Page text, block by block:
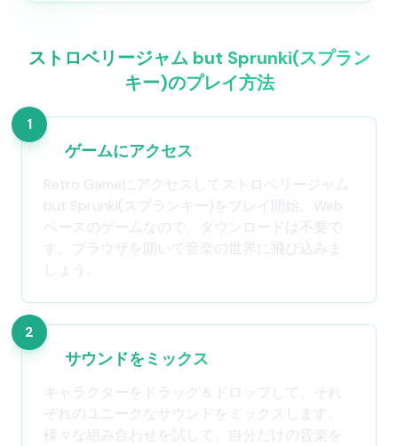
ストロベリージャム but Sprunki(スプラン
キー)のプレイ方法
1
ゲームにアクセス
Retro Gameにアクセスしてストロベリージャム
but Sprunki(スプランキー)をプレイ開始。Web
ベースのゲームなので、ダウンロードは不要で
す。ブラウザを開いて音楽の世界に飛び込みま
しょう。
2
サウンドをミックス
キャラクターをドラッグ＆ドロップして、それ
ぞれのユニークなサウンドをミックスします。
様々な組み合わせを試して、自分だけの音楽を